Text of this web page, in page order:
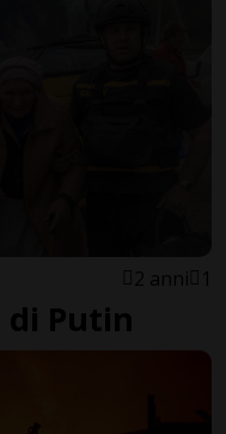
2 anni 1
Putin